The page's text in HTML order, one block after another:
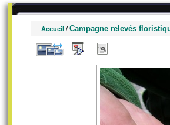
Accueil / Campagne relevés